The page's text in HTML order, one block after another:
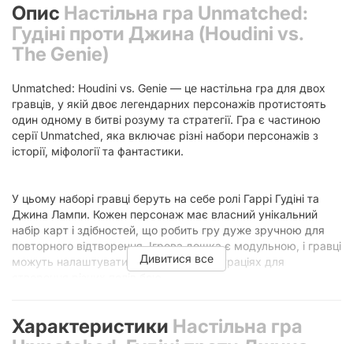
Опис Настільна гра Unmatched:
Гудіні проти Джина (Houdini vs.
The Genie)
Unmatched: Houdini vs. Genie — це настільна гра для двох
гравців, у якій двоє легендарних персонажів протистоять
один одному в битві розуму та стратегії. Гра є частиною
серії Unmatched, яка включає різні набори персонажів з
історії, міфології та фантастики.
У цьому наборі гравці беруть на себе ролі Гаррі Гудіні та
Джина Лампи. Кожен персонаж має власний унікальний
набір карт і здібностей, що робить гру дуже зручною для
повторного відтворення. Ігрова дошка є модульною, і гравці
можуть налаштувати її в різних конфігураціях для
Гра складається з серії ходів, коли кожен гравець виконує
дії, щоб перемістити своїх персонажів і атакувати свого
Дивитися все
Характеристики Настільна гра